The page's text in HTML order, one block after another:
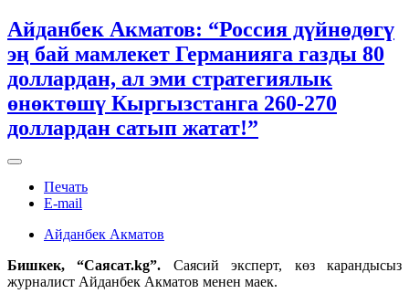
Айданбек Акматов: “Россия дүйнөдөгү
эң бай мамлекет Германияга газды 80
доллардан, ал эми стратегиялык
өнөктөшү Кыргызстанга 260-270
доллардан сатып жатат!”
Печать
E-mail
Айданбек Акматов
Бишкек, “Саясат.kg”. Cаясий эксперт, көз карандысыз
журналист Айданбек Акматов менен маек.